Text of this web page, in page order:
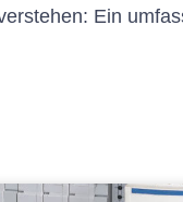
Ein